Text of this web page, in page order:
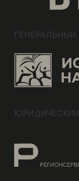
ГЕНЕРАЛЬНЫЙ